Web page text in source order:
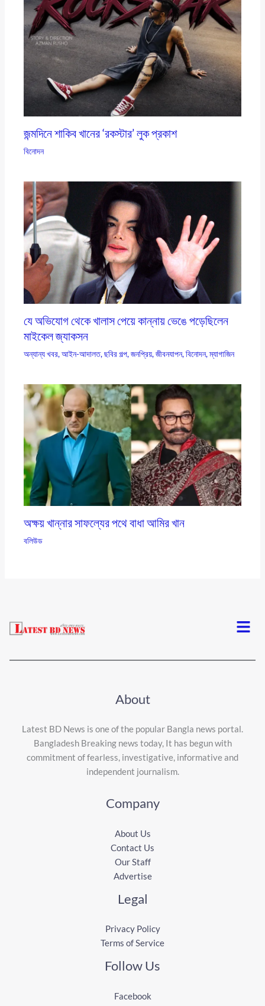
জন্মদিনে শাকিব খানের ‘রকস্টার’ লুক প্রকাশ
বিনোদন
যে অভিযোগ থেকে খালাস পেয়ে কান্নায় ভেঙে পড়েছিলেন
মাইকেল জ্যাকসন
অন্যান্য খবর,আইন-আদালত,ছবির গল্প,জনপ্রিয়,জীবনযাপন,বিনোদন,ম্যাগাজিন
অক্ষয় খান্নার সাফল্যের পথে বাধা আমির খান
বলিউড
Menu
About
Latest BD News is one of the popular Bangla news portal.
Bangladesh Breaking news today, It has begun with
commitment of fearless, investigative, informative and
independent journalism.
Company
About Us
Contact Us
Our Staff
Advertise
Legal
Privacy Policy
Terms of Service
Follow Us
Facebook